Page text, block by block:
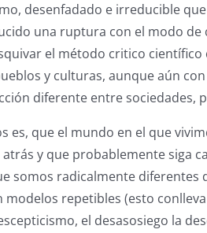
desenfadado e irreducible
una ruptura con el modo
el método critico científico
y culturas, aunque aún
diferente entre sociedades,
es, que el mundo en el que
y que probablemente
somos radicalmente
repetibles (esto
el desasosiego la